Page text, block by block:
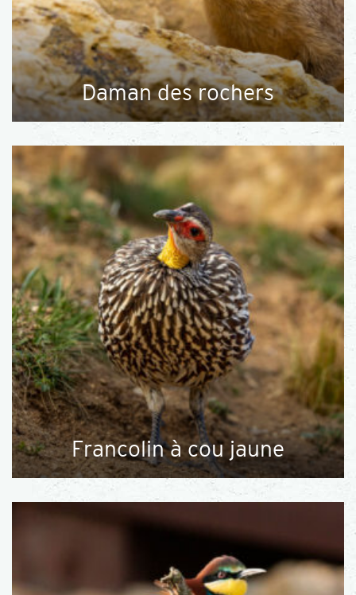
Daman des rochers
Francolin à cou jaune